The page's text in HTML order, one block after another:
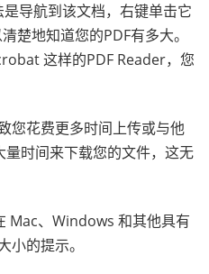
导航到该文档，右键单击它
楚地知道您的PDF有多大。
这样的PDF Reader，您
您花费更多时间上传或与他
时间来下载您的文件，这无
Mac、Windows 和其他具有
小的提示。